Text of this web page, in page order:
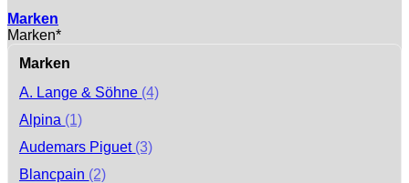
Marken
Marken*
Marken
A. Lange & Söhne (4)
Alpina (1)
Audemars Piguet (3)
Blancpain (2)